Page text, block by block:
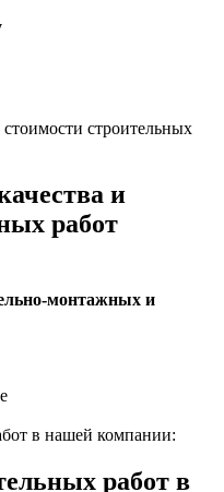
и
работ
монтажных и
работ в